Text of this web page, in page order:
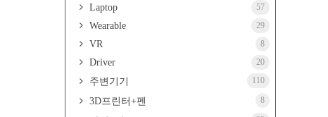
Laptop 57
Wearable 29
VR 8
Driver 20
주변기기 110
3D프린터+펜 8